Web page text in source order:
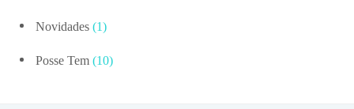
Novidades (1)
Posse Tem (10)